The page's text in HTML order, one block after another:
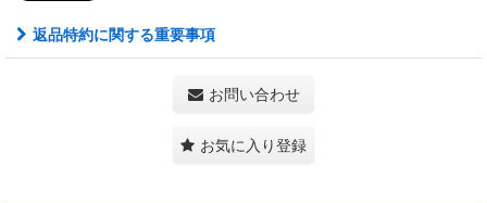
返品特約に関する重要事項
お問い合わせ
お気に入り登録